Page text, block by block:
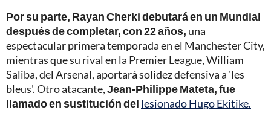
Por su parte, Rayan Cherki debutará en un Mundial
después de completar, con 22 años, una
espectacular primera temporada en el Manchester City,
mientras que su rival en la Premier League, William
Saliba, del Arsenal, aportará solidez defensiva a 'les
bleus'. Otro atacante,Jean-Philippe Mateta, fue
llamado en sustitución del lesionado Hugo Ekitike.